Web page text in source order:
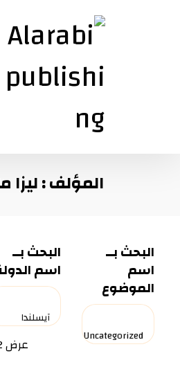
المؤلف : ليزا
البحث بــ
اسم
الموضوع
البحث بــ
اسم
عرض ⁦2⁩ من كل النتائج